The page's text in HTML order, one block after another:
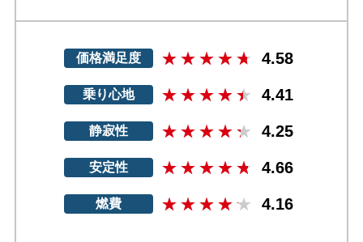
価格満足度 4.58
乗り心地 4.41
静寂性 4.25
安定性 4.66
燃費 4.16